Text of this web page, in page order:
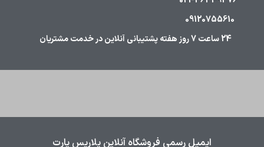
09120755610
24 ساعت 7 روز هفته پشتیبانی آنلاین در خدمت مشتریان
ایمیل رسمی فروشگاه آنلاین پلاریس پارت